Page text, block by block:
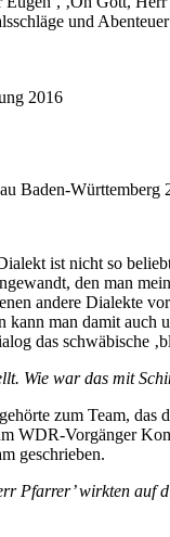
und
2016
Baden-Württemberg
ist nicht so
den man
andere Dialekte
man damit
das schwäbische
Wie war das mit
zum Team,
WDR-Vorgänger
geschrieben.
wirkten auf